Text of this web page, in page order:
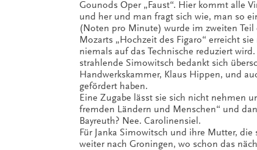
Gounods Oper „Faust“. Hier kommt alle
und her und man fragt sich wie, man so
(Noten pro Minute) wurde im zweiten
Mozarts „Hochzeit des Figaro“ erreicht
niemals auf das Technische reduziert
strahlende Simowitsch bedankt sich
Handwerkskammer, Klaus Hippen, und
gefördert haben.
Eine Zugabe lässt sie sich nicht nehmen
fremden Ländern und Menschen“ und
Bayreuth? Nee. Carolinensiel.
Für Janka Simowitsch und ihre Mutter,
weiter nach Groningen, wo schon das